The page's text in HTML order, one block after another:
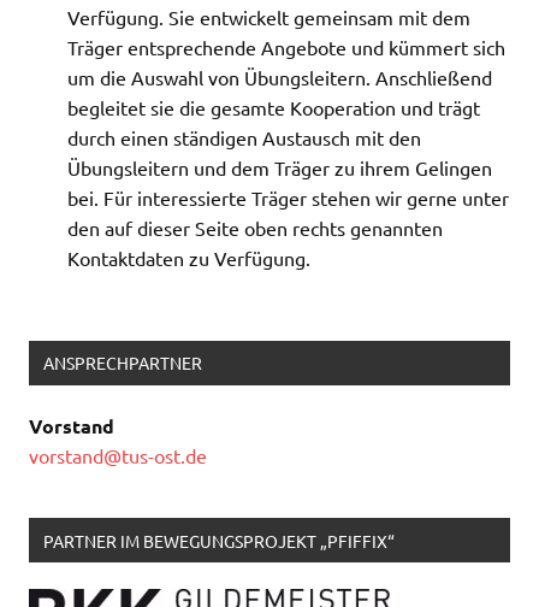
Verfügung. Sie entwickelt gemeinsam mit dem
Träger entsprechende Angebote und kümmert sich
um die Auswahl von Übungsleitern. Anschließend
begleitet sie die gesamte Kooperation und trägt
durch einen ständigen Austausch mit den
Übungsleitern und dem Träger zu ihrem Gelingen
bei. Für interessierte Träger stehen wir gerne unter
den auf dieser Seite oben rechts genannten
Kontaktdaten zu Verfügung.
ANSPRECHPARTNER
Vorstand
vorstand@tus-ost.de
PARTNER IM BEWEGUNGSPROJEKT „PFIFFIX“